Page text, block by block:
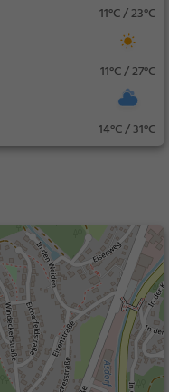
11°C / 23°C
11°C / 27°C
14°C / 31°C